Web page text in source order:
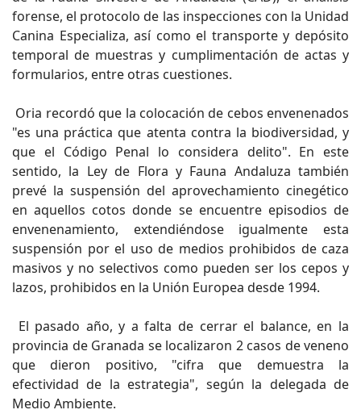
forense, el protocolo de las inspecciones con la Unidad
Canina Especializa, así como el transporte y depósito
temporal de muestras y cumplimentación de actas y
formularios, entre otras cuestiones.
Oria recordó que la colocación de cebos envenenados
"es una práctica que atenta contra la biodiversidad, y
que el Código Penal lo considera delito". En este
sentido, la Ley de Flora y Fauna Andaluza también
prevé la suspensión del aprovechamiento cinegético
en aquellos cotos donde se encuentre episodios de
envenenamiento, extendiéndose igualmente esta
suspensión por el uso de medios prohibidos de caza
masivos y no selectivos como pueden ser los cepos y
lazos, prohibidos en la Unión Europea desde 1994.
El pasado año, y a falta de cerrar el balance, en la
provincia de Granada se localizaron 2 casos de veneno
que dieron positivo, "cifra que demuestra la
efectividad de la estrategia", según la delegada de
Medio Ambiente.